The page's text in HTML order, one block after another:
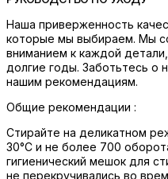
Наша приверженность
которые мы выбираем. Мы
вниманием к каждой
долгие годы. Заботьтесь о
нашим рекомендациям.
Общие рекомендации :
Стирайте на деликатном
30°C и не более 700
гигиенический мешок для
не перекручивались во